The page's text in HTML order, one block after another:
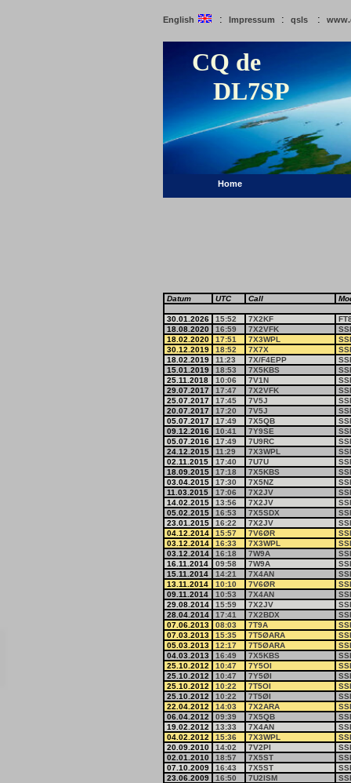
English : Impressum : qsls :
CQ de
DL7SP
Home
Datum UTC Call
30.01.2026 15:52 7X2KF
18.08.2020
16:59 7X2VFK
18.02.2020
17:51 7X3WPL
30.12.2019
18:52 7X7X
18.02.2019
11:23 7X/F4EPP
15.01.2019
18:53 7X5KBS
25.11.2018
10:06 7V1N
29.07.2017
17:47 7X2VFK
25.07.2017
17:45 7V5J
20.07.2017
17:20 7V5J
05.07.2017
17:49 7X5QB
09.12.2016
10:41 7Y9SE
05.07.2016
17:49 7U9RC
24.12.2015
11:29 7X3WPL
02.11.2015
17:40 7U7U
18.09.2015
17:18 7X5KBS
03.04.2015
17:30 7X5NZ
11.03.2015
17:06 7X2JV
14.02.2015
13:56 7X2JV
05.02.2015
16:53 7X5SDX
23.01.2015
16:22 7X2JV
04.12.2014
15:57 7V6ØR
03.12.2014
16:33 7X3WPL
03.12.2014
16:18 7W9A
16.11.2014
09:58 7W9A
15.11.2014
14:21 7X4AN
13.11.2014
10:10 7V6ØR
09.11.2014
10:53 7X4AN
29.08.2014
15:59 7X2JV
28.04.2014
17:41 7X2BDX
07.06.2013
08:03 7T9A
07.03.2013
15:35 7T5ØARA
05.03.2013
12:17 7T5ØARA
04.03.2013
16:49 7X5KBS
25.10.2012
10:47 7Y5OI
25.10.2012
10:47 7Y5ØI
25.10.2012
10:22 7T5OI
25.10.2012
10:22 7T5ØI
22.04.2012
14:03 7X2ARA
06.04.2012
09:39 7X5QB
19.02.2012
13:33 7X4AN
04.02.2012
15:36 7X3WPL
20.09.2010
14:02 7V2PI
02.01.2010
18:57 7X5ST
07.10.2009
16:43 7X5ST
23.06.2009
16:50 7U2ISM